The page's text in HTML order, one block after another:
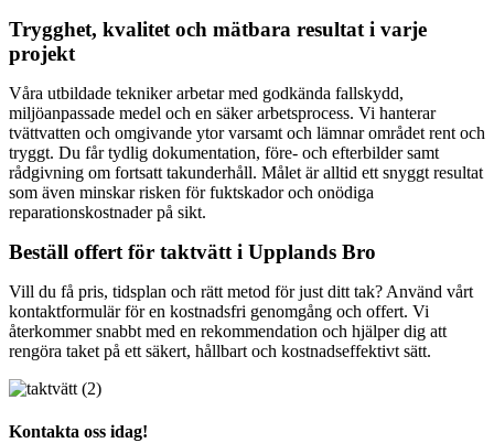
Trygghet, kvalitet och mätbara resultat i varje
projekt
Våra utbildade tekniker arbetar med godkända fallskydd,
miljöanpassade medel och en säker arbetsprocess. Vi hanterar
tvättvatten och omgivande ytor varsamt och lämnar området rent och
tryggt. Du får tydlig dokumentation, före- och efterbilder samt
rådgivning om fortsatt takunderhåll. Målet är alltid ett snyggt resultat
som även minskar risken för fuktskador och onödiga
reparationskostnader på sikt.
Beställ offert för taktvätt i Upplands Bro
Vill du få pris, tidsplan och rätt metod för just ditt tak? Använd vårt
kontaktformulär för en kostnadsfri genomgång och offert. Vi
återkommer snabbt med en rekommendation och hjälper dig att
rengöra taket på ett säkert, hållbart och kostnadseffektivt sätt.
Kontakta oss idag!